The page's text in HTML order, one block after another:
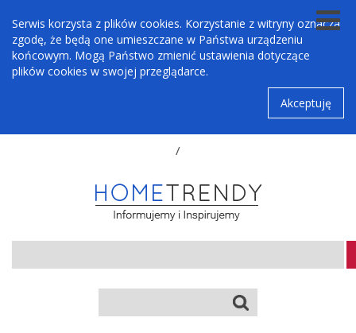
Serwis korzysta z plików cookies. Korzystanie z witryny oznacza
zgodę, że będą one umieszczane w Państwa urządzeniu
końcowym. Mogą Państwo zmienić ustawienia dotyczące
plików cookies w swojej przeglądarce.
Akceptuję
/